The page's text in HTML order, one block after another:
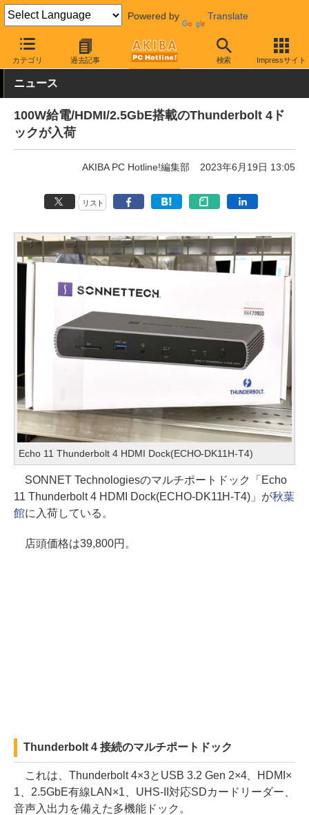
Powered by Translate
カテゴリ 過去記事 検索 Impressサイト
AKIBA PC Hotline! PC周辺機器 有線LAN その他
ニュース
100W給電/HDMI/2.5GbE搭載のThunderbolt 4ド
ックが入荷
AKIBA PC Hotline!編集部 2023年6月19日 13:05
リスト
Echo 11 Thunderbolt 4 HDMI Dock(ECHO-DK11H-T4)
SONNET Technologiesのマルチポートドック「Echo
11 Thunderbolt 4 HDMI Dock(ECHO-DK11H-T4)」が秋葉
館に入荷している。
店頭価格は39,800円。
Thunderbolt 4 接続のマルチポートドック
これは、Thunderbolt 4×3とUSB 3.2 Gen 2×4、HDMI×
1、2.5GbE有線LAN×1、UHS-II対応SDカードリーダー、
音声入出力を備えた多機能ドック。